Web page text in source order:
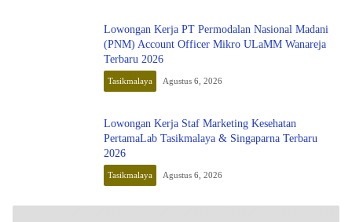
Lowongan Kerja PT Permodalan Nasional Madani
(PNM) Account Officer Mikro ULaMM Wanareja
Terbaru 2026
Tasikmalaya Agustus 6, 2026
Lowongan Kerja Staf Marketing Kesehatan
PertamaLab Tasikmalaya & Singaparna Terbaru
2026
Tasikmalaya Agustus 6, 2026